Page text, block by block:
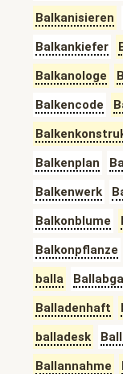
Balkanisieren
Balkankiefer
Balkanologe
Balkencode
Balkenplan
Balkenwerk
Balkonblume
Balkonpflanze
balla
Balladenhaft
balladesk
Ballannahme